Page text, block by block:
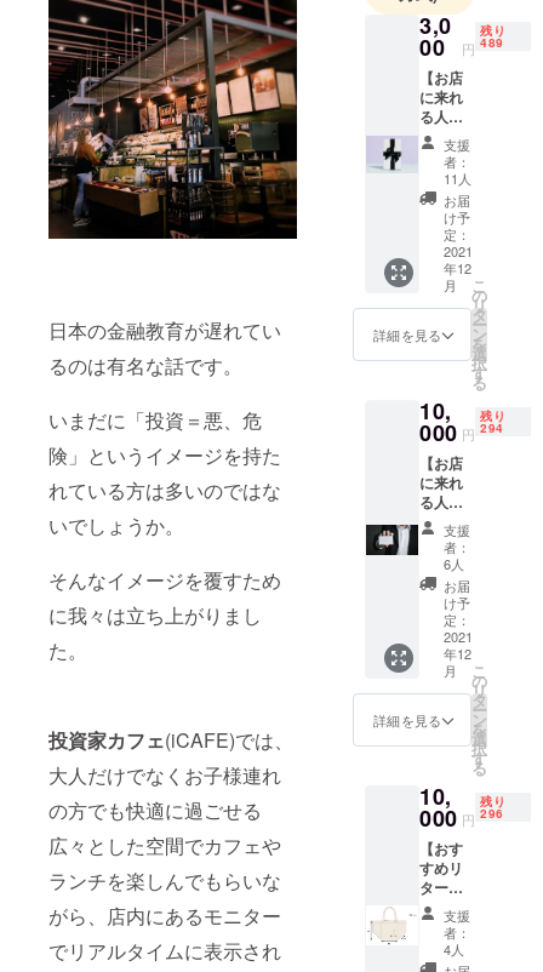
日本の金融教育が遅れてい
るのは有名な話です。
いまだに「投資＝悪、危
険」というイメージを持た
れている方は多いのではな
いでしょうか。
そんなイメージを覆すため
に我々は立ち上がりまし
た。
投資家カフェ(iCAFE)では、
大人だけでなくお子様連れ
の方でも快適に過ごせる
広々とした空間でカフェや
ランチを楽しんでもらいな
がら、店内にあるモニター
でリアルタイムに表示され
か皆様のお
力を貸して
い！！！
3,0
00 円
残り
489
【お店
に来れ
る人向
け】
iCAFE
WALLS
T.共通で
使用で
きる
3300円
分の食
事券を
メール
にてお
どの時
間帯で
もお使
い頂け
ます。
（有効
期限：1
年間）
支援
者：
11人
お届
け予
定：
2021
年12
月
詳細を見る
こ
の
リ
タ
ー
ン
を
選
択
す
る
10,
000 円
残り
294
【お店
に来れ
る人向
け】 ・
オー
ナーズ
カード
発行 ・
5％off
（3ヶ月
間） ・
店舗内
にオー
ナーの
名前を
かWALL
ST.店内
で支援
者様の
お名前
を掲載
させて
いただ
きま
す。 備
支援
者：
6人
お届
け予
定：
2021
年12
月
詳細を見る
こ
の
リ
タ
ー
ン
を
選
択
す
る
10,
000 円
残り
296
【おす
すめリ
ター
ン】
iCAFF
かWALL
ST.店内
支援
者：
4人